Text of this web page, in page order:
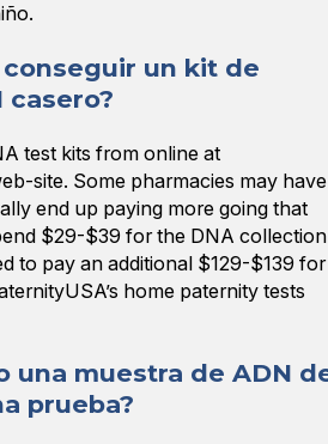
un kit de
casero?
test kits from online at
site. Some pharmacies may have
end up paying more going that
$29-$39 for the DNA collection
to pay an additional $129-$139 for
home paternity tests
una muestra de ADN
prueba?